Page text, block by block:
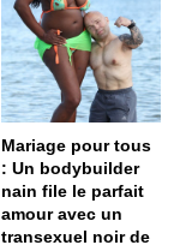
Mariage pour tous
: Un bodybuilder
nain file le parfait
amour avec un
transexuel noir de